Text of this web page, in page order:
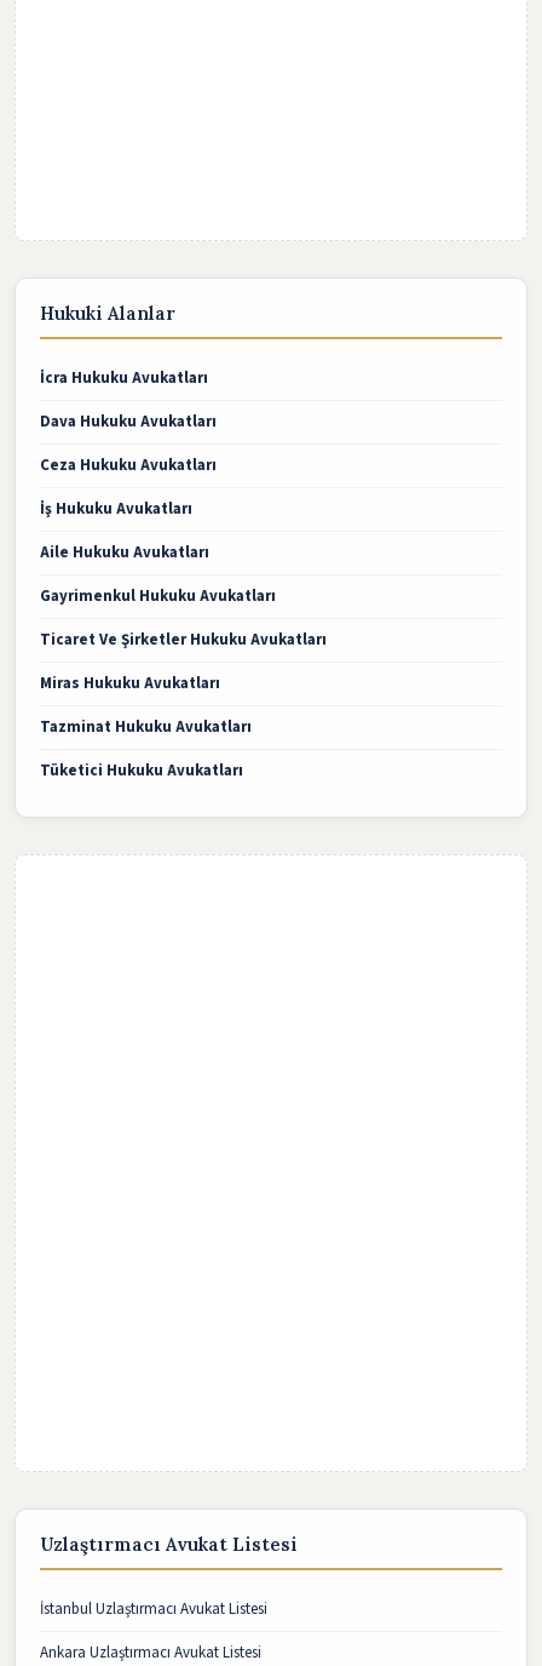
Hukuki Alanlar
İcra Hukuku Avukatları
Dava Hukuku Avukatları
Ceza Hukuku Avukatları
İş Hukuku Avukatları
Aile Hukuku Avukatları
Gayrimenkul Hukuku Avukatları
Ticaret Ve Şirketler Hukuku Avukatları
Miras Hukuku Avukatları
Tazminat Hukuku Avukatları
Tüketici Hukuku Avukatları
Uzlaştırmacı Avukat Listesi
İstanbul Uzlaştırmacı Avukat Listesi
Ankara Uzlaştırmacı Avukat Listesi